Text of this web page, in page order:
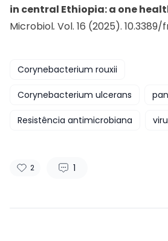
in central Ethiopia: a one
Microbiol. Vol. 16 (2025).
Corynebacterium rouxii
Corynebacterium ulcerans
Resistência antimicrobiana
2 1